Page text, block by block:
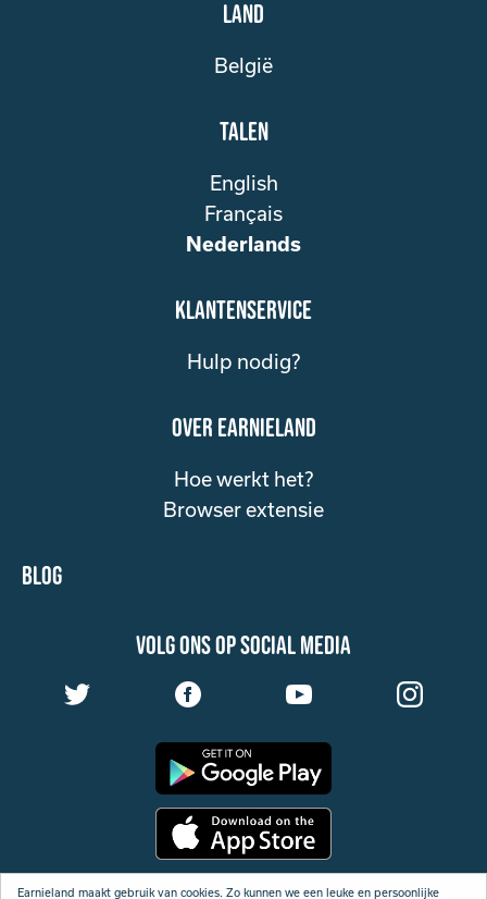
Earnieland maakt gebruik van cookies. Zo kunnen we een leuke en persoonlijke
Land
België
Talen
English
Français
Nederlands
klantenservice
Hulp nodig?
over Earnieland
Hoe werkt het?
Browser extensie
Blog
volg ons op social media
Algemene Voorwaarden